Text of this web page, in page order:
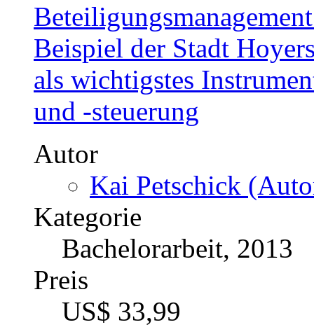
Beispiel der Stadt
als wichtigstes
und -steuerung
Autor
Kai Petschick
Kategorie
Bachelorarbeit, 2013
Preis
US$ 33,99